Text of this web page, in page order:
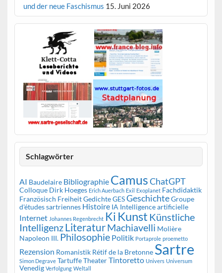
und der neue Faschismus 15. Juni 2026
Schlagwörter
AI Baudelaire Bibliographie CamusChatGPT
Colloque Dirk Hoeges Erich Auerbach Exil Exoplanet Fachdidaktik
Französisch FreiheitGedichteGESGeschichteGroupe
d'études sartriennes Histoire IA Intelligence artificielle
Internet Johannes Regenbrecht Ki Kunst Künstliche
IntelligenzLiteraturMachiavelli Molière
Napoleon III. Philosophie Politik Portaprole proemetto
Rezension Romanistik Rétif de la Bretonne Sartre
Simon Degrave TartuffeTheaterTintoretto Univers Universum
Venedig Verfolgung Weltall